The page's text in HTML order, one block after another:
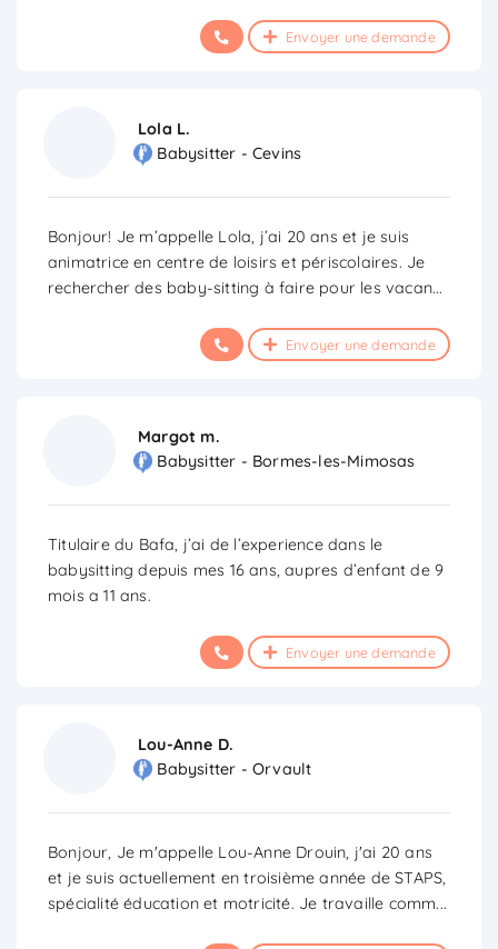
Envoyer une demande
Lola L.
Babysitter - Cevins
Bonjour! Je m’appelle Lola, j’ai 20 ans et je suis
animatrice en centre de loisirs et périscolaires. Je
rechercher des baby-sitting à faire pour les vacan...
Envoyer une demande
Margot m.
Babysitter - Bormes-les-Mimosas
Titulaire du Bafa, j’ai de l’experience dans le
babysitting depuis mes 16 ans, aupres d’enfant de 9
mois a 11 ans.
Envoyer une demande
Lou-Anne D.
Babysitter - Orvault
Bonjour, Je m'appelle Lou-Anne Drouin, j'ai 20 ans
et je suis actuellement en troisième année de STAPS,
spécialité éducation et motricité. Je travaille comm...